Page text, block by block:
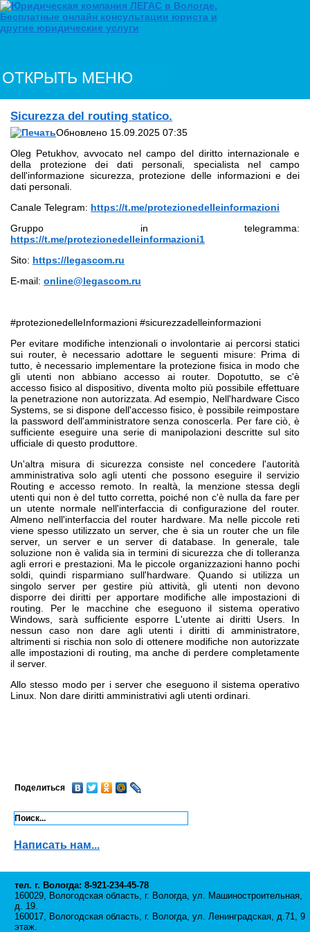
ОТКРЫТЬ МЕНЮ
Sicurezza del routing statico.
Обновлено 15.09.2025 07:35
Oleg Petukhov, avvocato nel campo del diritto internazionale e
della protezione dei dati personali, specialista nel campo
dell'informazione sicurezza, protezione delle informazioni e dei
dati personali.
Canale Telegram: https://t.me/protezionedelleinformazioni
Gruppo in telegramma:
https://t.me/protezionedelleinformazioni1
Sito: https://legascom.ru
E-mail: online@legascom.ru
#protezionedelleInformazioni #sicurezzadelleinformazioni
Per evitare modifiche intenzionali o involontarie ai percorsi statici
sui router, è necessario adottare le seguenti misure: Prima di
tutto, è necessario implementare la protezione fisica in modo che
gli utenti non abbiano accesso ai router. Dopotutto, se c'è
accesso fisico al dispositivo, diventa molto più possibile effettuare
la penetrazione non autorizzata. Ad esempio, Nell'hardware Cisco
Systems, se si dispone dell'accesso fisico, è possibile reimpostare
la password dell'amministratore senza conoscerla. Per fare ciò, è
sufficiente eseguire una serie di manipolazioni descritte sul sito
ufficiale di questo produttore.
Un'altra misura di sicurezza consiste nel concedere l'autorità
amministrativa solo agli utenti che possono eseguire il servizio
Routing e accesso remoto. In realtà, la menzione stessa degli
utenti qui non è del tutto corretta, poiché non c'è nulla da fare per
un utente normale nell'interfaccia di configurazione del router.
Almeno nell'interfaccia del router hardware. Ma nelle piccole reti
viene spesso utilizzato un server, che è sia un router che un file
server, un server e un server di database. In generale, tale
soluzione non è valida sia in termini di sicurezza che di tolleranza
agli errori e prestazioni. Ma le piccole organizzazioni hanno pochi
soldi, quindi risparmiano sull'hardware. Quando si utilizza un
singolo server per gestire più attività, gli utenti non devono
disporre dei diritti per apportare modifiche alle impostazioni di
routing. Per le macchine che eseguono il sistema operativo
Windows, sarà sufficiente esporre L'utente ai diritti Users. In
nessun caso non dare agli utenti i diritti di amministratore,
altrimenti si rischia non solo di ottenere modifiche non autorizzate
alle impostazioni di routing, ma anche di perdere completamente
il server.
Allo stesso modo per i server che eseguono il sistema operativo
Linux. Non dare diritti amministrativi agli utenti ordinari.
Поделиться
Написать нам...
тел. г. Вологда: 8-921-234-45-78
160029, Вологодская область, г. Вологда, ул. Машиностроительная,
д. 19.
160017, Вологодская область, г. Вологда, ул. Ленинградская, д.71, 9
этаж.